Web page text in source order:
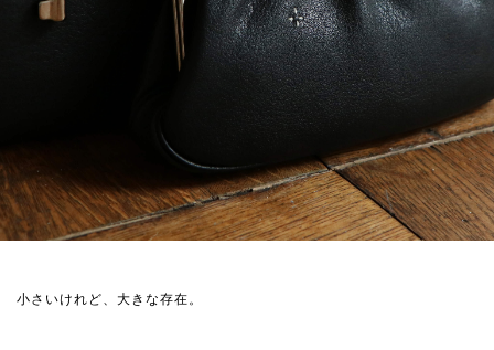
小さいけれど、大きな存在。